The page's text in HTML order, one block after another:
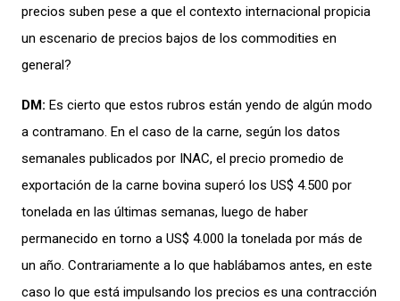
precios suben pese a que el contexto internacional propicia
un escenario de precios bajos de los commodities en
general?
DM: Es cierto que estos rubros están yendo de algún modo
a contramano. En el caso de la carne, según los datos
semanales publicados por INAC, el precio promedio de
exportación de la carne bovina superó los US$ 4.500 por
tonelada en las últimas semanas, luego de haber
permanecido en torno a US$ 4.000 la tonelada por más de
un año. Contrariamente a lo que hablábamos antes, en este
caso lo que está impulsando los precios es una contracción